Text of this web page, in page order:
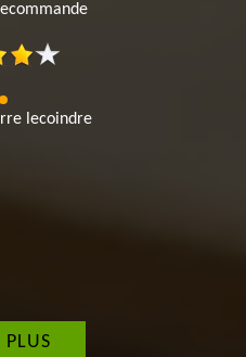
lecoindre
PLUS